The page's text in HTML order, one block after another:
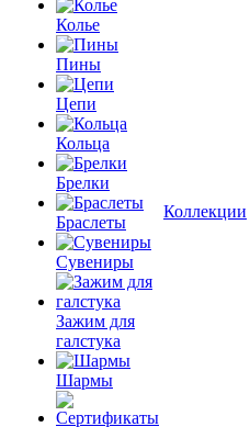
Колье
Пины
Цепи
Кольца
Брелки
Браслеты
Сувениры
Зажим для
галстука
Шармы
Коллекции